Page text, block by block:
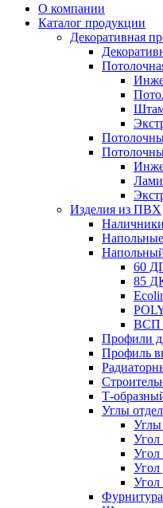
О компании
Каталог продукции
Декоративная
Изделия из ПВХ
Наличники
60
85
ВСП
Профили
Профиль
Т-
Углы
Углы
Угол
Угол
Угол